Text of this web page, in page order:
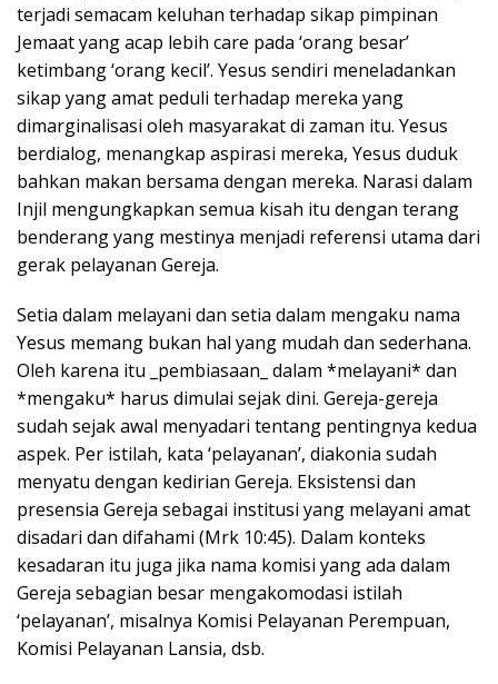
terjadi semacam keluhan terhadap sikap pimpinan
Jemaat yang acap lebih care pada ‘orang besar’
ketimbang ‘orang kecil’. Yesus sendiri meneladankan
sikap yang amat peduli terhadap mereka yang
dimarginalisasi oleh masyarakat di zaman itu. Yesus
berdialog, menangkap aspirasi mereka, Yesus duduk
bahkan makan bersama dengan mereka. Narasi dalam
Injil mengungkapkan semua kisah itu dengan terang
benderang yang mestinya menjadi referensi utama dari
gerak pelayanan Gereja.
Setia dalam melayani dan setia dalam mengaku nama
Yesus memang bukan hal yang mudah dan sederhana.
Oleh karena itu _pembiasaan_ dalam *melayani* dan
*mengaku* harus dimulai sejak dini. Gereja-gereja
sudah sejak awal menyadari tentang pentingnya kedua
aspek. Per istilah, kata ‘pelayanan’, diakonia sudah
menyatu dengan kedirian Gereja. Eksistensi dan
presensia Gereja sebagai institusi yang melayani amat
disadari dan difahami (Mrk 10:45). Dalam konteks
kesadaran itu juga jika nama komisi yang ada dalam
Gereja sebagian besar mengakomodasi istilah
‘pelayanan’, misalnya Komisi Pelayanan Perempuan,
Komisi Pelayanan Lansia, dsb.